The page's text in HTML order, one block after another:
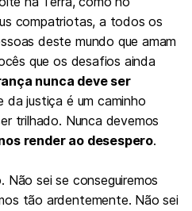
compatriotas, a todos os
deste mundo que amam
que os desafios ainda
nunca deve ser
da justiça é um caminho
trilhado. Nunca devemos
render ao desespero.
sei se conseguiremos
tão ardentemente. Não sei